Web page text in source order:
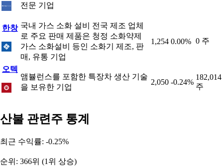
전문 기업
한창 국내 가스 소화 설비 전국 제조 업체
로 주요 판매 제품은 청정 소화약제
가스 소화설비 등인 소화기 제조, 판
매, 유통 기업
1,254 0.00% 0 주
오텍
앰뷸런스를 포함한 특장차 생산 기술
을 보유한 기업
2,050 -0.24%
182,014
주
산불 관련주 통계
최근 수익률: -0.25%
순위: 366위 (1위 상승)